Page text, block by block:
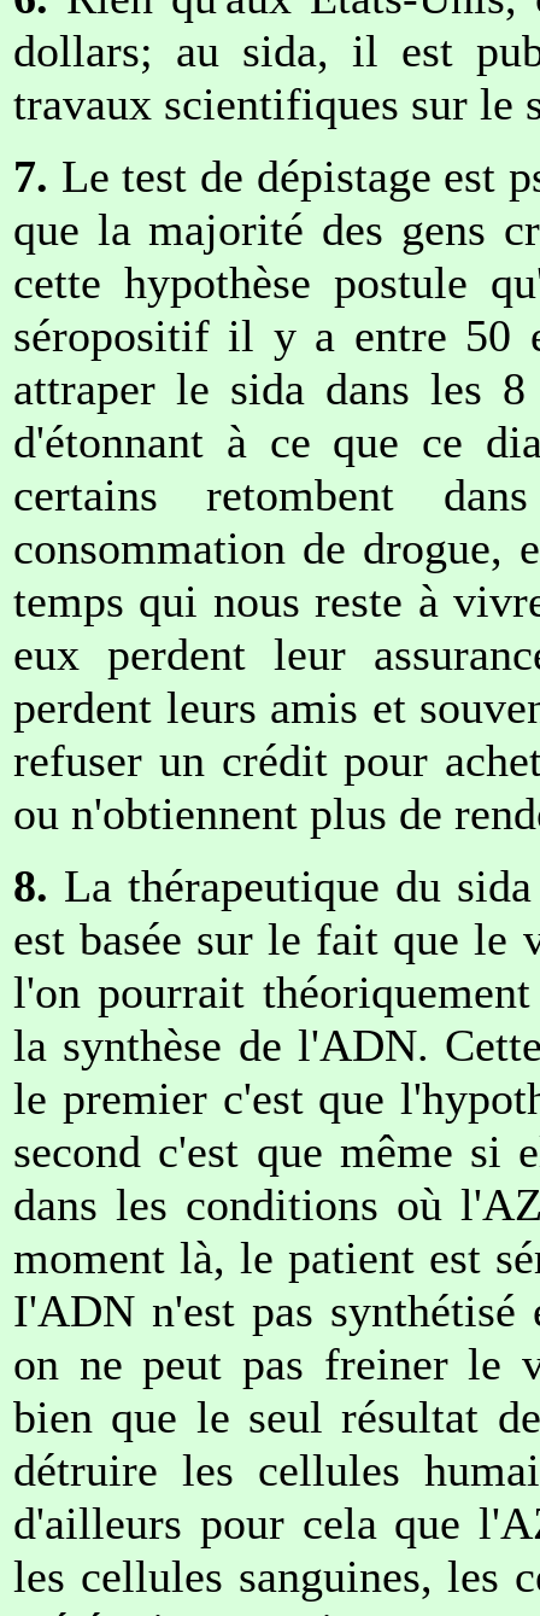
dollars; au sida, il est
travaux scientifiques sur le
7. Le test de dépistage est
que la majorité des gens
cette hypothèse postule
séropositif il y a entre 50
attraper le sida dans les
d'étonnant à ce que ce
certains retombent
consommation de drogue,
temps qui nous reste à
eux perdent leur
perdent leurs amis et
refuser un crédit pour
ou n'obtiennent plus de
8. La thérapeutique du
est basée sur le fait que le
l'on pourrait
la synthèse de l'ADN.
le premier c'est que
second c'est que même
dans les conditions où
moment là, le patient est
I'ADN n'est pas
on ne peut pas freiner le
bien que le seul résultat
détruire les cellules
d'ailleurs pour cela que
les cellules sanguines, les